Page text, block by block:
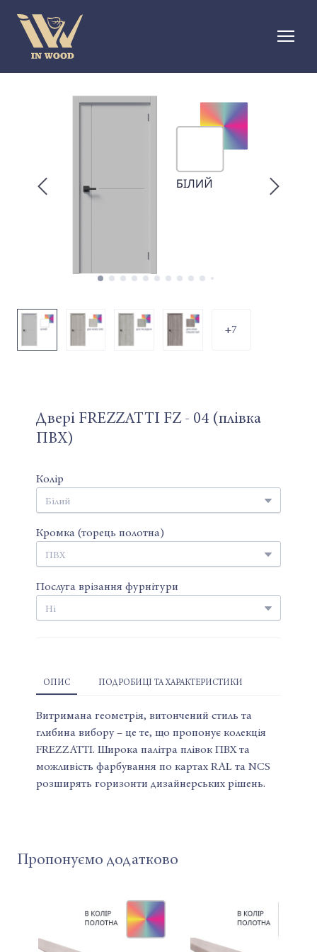
+7
Двері FREZZATTI FZ - 04 (плівка
ПВХ)
Колір
Кромка (торець полотна)
Послуга врізання фурнітури
ОПИС ПОДРОБИЦІ ТА ХАРАКТЕРИСТИКИ
Витримана геометрія, витончений стиль та
глибина вибору – це те, що пропонує колекція
FREZZATTI. Широка палітра плівок ПВХ та
можливість фарбування по картах RAL та NCS
розширять горизонти дизайнерських рішень.
Пропонуємо додатково